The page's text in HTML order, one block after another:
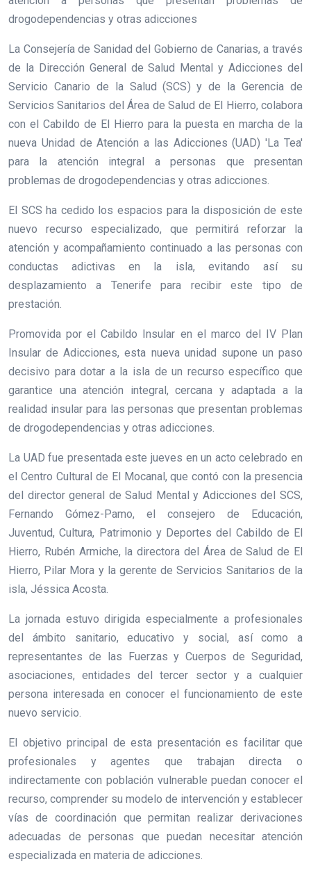
drogodependencias y otras adicciones
La Consejería de Sanidad del Gobierno de Canarias, a través
de la Dirección General de Salud Mental y Adicciones del
Servicio Canario de la Salud (SCS) y de la Gerencia de
Servicios Sanitarios del Área de Salud de El Hierro, colabora
con el Cabildo de El Hierro para la puesta en marcha de la
nueva Unidad de Atención a las Adicciones (UAD) 'La Tea'
para la atención integral a personas que presentan
problemas de drogodependencias y otras adicciones.
El SCS ha cedido los espacios para la disposición de este
nuevo recurso especializado, que permitirá reforzar la
atención y acompañamiento continuado a las personas con
conductas adictivas en la isla, evitando así su
desplazamiento a Tenerife para recibir este tipo de
prestación.
Promovida por el Cabildo Insular en el marco del IV Plan
Insular de Adicciones, esta nueva unidad supone un paso
decisivo para dotar a la isla de un recurso específico que
garantice una atención integral, cercana y adaptada a la
realidad insular para las personas que presentan problemas
de drogodependencias y otras adicciones.
La UAD fue presentada este jueves en un acto celebrado en
el Centro Cultural de El Mocanal, que contó con la presencia
del director general de Salud Mental y Adicciones del SCS,
Fernando Gómez-Pamo, el consejero de Educación,
Juventud, Cultura, Patrimonio y Deportes del Cabildo de El
Hierro, Rubén Armiche, la directora del Área de Salud de El
Hierro, Pilar Mora y la gerente de Servicios Sanitarios de la
isla, Jéssica Acosta.
La jornada estuvo dirigida especialmente a profesionales
del ámbito sanitario, educativo y social, así como a
representantes de las Fuerzas y Cuerpos de Seguridad,
asociaciones, entidades del tercer sector y a cualquier
persona interesada en conocer el funcionamiento de este
nuevo servicio.
El objetivo principal de esta presentación es facilitar que
profesionales y agentes que trabajan directa o
indirectamente con población vulnerable puedan conocer el
recurso, comprender su modelo de intervención y establecer
vías de coordinación que permitan realizar derivaciones
adecuadas de personas que puedan necesitar atención
especializada en materia de adicciones.